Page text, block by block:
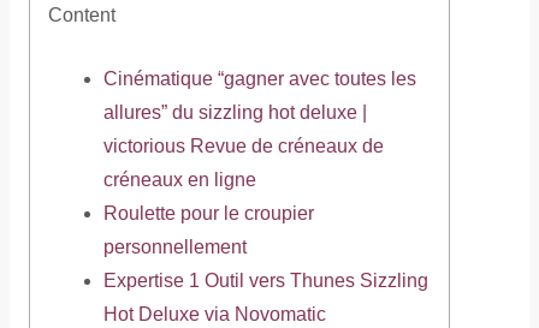
Content
Cinématique “gagner avec toutes les
allures” du sizzling hot deluxe |
victorious Revue de créneaux de
créneaux en ligne
Roulette pour le croupier
personnellement
Expertise 1 Outil vers Thunes Sizzling
Hot Deluxe via Novomatic